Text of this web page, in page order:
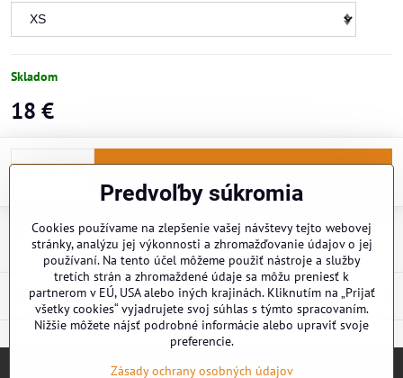
Skladom
18 €
Do košíka
Doručenia
Popis
Predvoľby súkromia
Cookies používame na zlepšenie vašej návštevy tejto webovej
stránky, analýzu jej výkonnosti a zhromažďovanie údajov o jej
používaní. Na tento účel môžeme použiť nástroje a služby
tretích strán a zhromaždené údaje sa môžu preniesť k
partnerom v EÚ, USA alebo iných krajinách. Kliknutím na „Prijať
všetky cookies“ vyjadrujete svoj súhlas s týmto spracovaním.
Nižšie môžete nájsť podrobné informácie alebo upraviť svoje
preferencie.
Zásady ochrany osobných údajov